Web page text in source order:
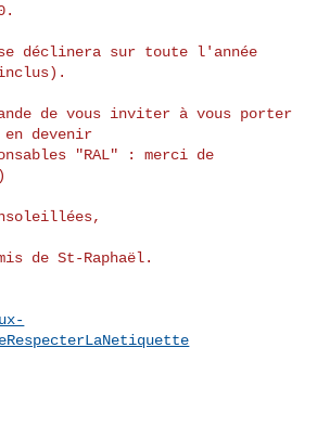
se déclinera sur toute l'année
de vous inviter à vous porter
devenir
"RAL" : merci de
de St-Raphaël.